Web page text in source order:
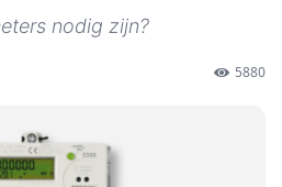
nodig zijn?
5880